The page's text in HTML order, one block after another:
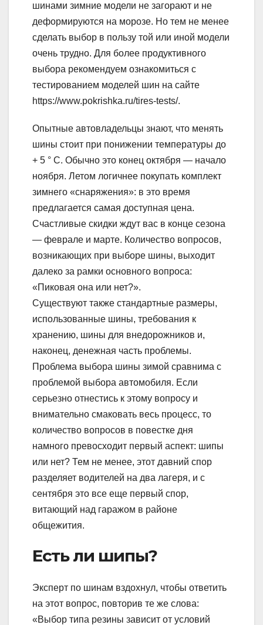
шинами зимние модели не загорают и не
деформируются на морозе. Но тем не менее
сделать выбор в пользу той или иной модели
очень трудно. Для более продуктивного
выбора рекомендуем ознакомиться с
тестированием моделей шин на сайте
https://www.pokrishka.ru/tires-tests/.
Опытные автовладельцы знают, что менять
шины стоит при понижении температуры до
+ 5 ° C. Обычно это конец октября — начало
ноября. Летом логичнее покупать комплект
зимнего «снаряжения»: в это время
предлагается самая доступная цена.
Счастливые скидки ждут вас в конце сезона
— феврале и марте. Количество вопросов,
возникающих при выборе шины, выходит
далеко за рамки основного вопроса:
«Пиковая она или нет?».
Существуют также стандартные размеры,
использованные шины, требования к
хранению, шины для внедорожников и,
наконец, денежная часть проблемы.
Проблема выбора шины зимой сравнима с
проблемой выбора автомобиля. Если
серьезно отнестись к этому вопросу и
внимательно смаковать весь процесс, то
количество вопросов в повестке дня
намного превосходит первый аспект: шипы
или нет? Тем не менее, этот давний спор
разделяет водителей на два лагеря, и с
сентября это все еще первый спор,
витающий над гаражом в районе
общежития.
Есть ли шипы?
Эксперт по шинам вздохнул, чтобы ответить
на этот вопрос, повторив те же слова:
«Выбор типа резины зависит от условий